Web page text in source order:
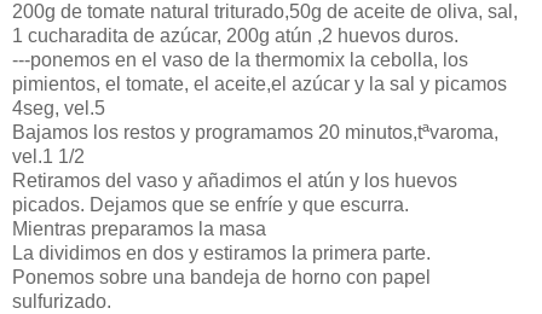
200g de tomate natural triturado,50g de aceite de oliva, sal,
1 cucharadita de azúcar, 200g atún ,2 huevos duros.
---ponemos en el vaso de la thermomix la cebolla, los
pimientos, el tomate, el aceite,el azúcar y la sal y picamos
4seg, vel .5
Bajamos los restos y programamos 20 minutos,tªvaroma,
vel .1 1/2
Retiramos del vaso y añadimos el atún y los huevos
picados. Dejamos que se enfríe y que escurra.
Mientras preparamos la masa
La dividimos en dos y estiramos la primera parte.
Ponemos sobre una bandeja de horno con papel
sulfurizado.